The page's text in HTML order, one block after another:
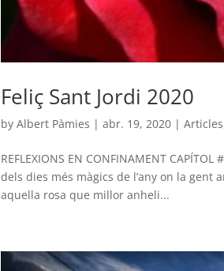
Feliç Sant Jordi 2020
byAlbert Pàmies |abr. 19, 2020 |Articles
REFLEXIONS EN CONFINAMENT
dels dies més màgics de l’any on la
aquella rosa que millor anheli...